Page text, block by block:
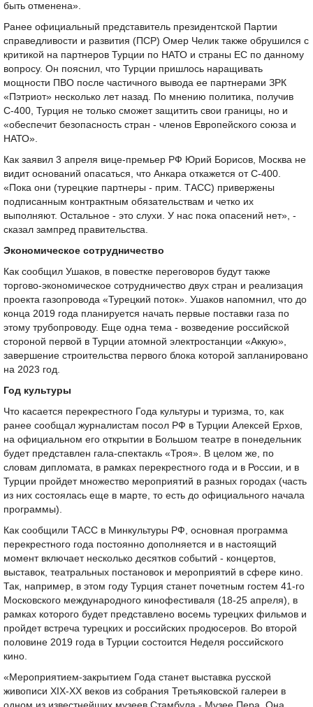
быть отменена».
Ранее официальный представитель президентской Партии
справедливости и развития (ПСР) Омер Челик также обрушился с
критикой на партнеров Турции по НАТО и страны ЕС по данному
вопросу. Он пояснил, что Турции пришлось наращивать
мощности ПВО после частичного вывода ее партнерами ЗРК
«Пэтриот» несколько лет назад. По мнению политика, получив
С-400, Турция не только сможет защитить свои границы, но и
«обеспечит безопасность стран - членов Европейского союза и
НАТО».
Как заявил 3 апреля вице-премьер РФ Юрий Борисов, Москва не
видит оснований опасаться, что Анкара откажется от С-400.
«Пока они (турецкие партнеры - прим. ТАСС) привержены
подписанным контрактным обязательствам и четко их
выполняют. Остальное - это слухи. У нас пока опасений нет», -
сказал зампред правительства.
Экономическое сотрудничество
Как сообщил Ушаков, в повестке переговоров будут также
торгово-экономическое сотрудничество двух стран и реализация
проекта газопровода «Турецкий поток». Ушаков напомнил, что до
конца 2019 года планируется начать первые поставки газа по
этому трубопроводу. Еще одна тема - возведение российской
стороной первой в Турции атомной электростанции «Аккую»,
завершение строительства первого блока которой запланировано
на 2023 год.
Год культуры
Что касается перекрестного Года культуры и туризма, то, как
ранее сообщал журналистам посол РФ в Турции Алексей Ерхов,
на официальном его открытии в Большом театре в понедельник
будет представлен гала-спектакль «Троя». В целом же, по
словам дипломата, в рамках перекрестного года и в России, и в
Турции пройдет множество мероприятий в разных городах (часть
из них состоялась еще в марте, то есть до официального начала
программы).
Как сообщили ТАСС в Минкультуры РФ, основная программа
перекрестного года постоянно дополняется и в настоящий
момент включает несколько десятков событий - концертов,
выставок, театральных постановок и мероприятий в сфере кино.
Так, например, в этом году Турция станет почетным гостем 41-го
Московского международного кинофестиваля (18-25 апреля), в
рамках которого будет представлено восемь турецких фильмов и
пройдет встреча турецких и российских продюсеров. Во второй
половине 2019 года в Турции состоится Неделя российского
кино.
«Мероприятием-закрытием Года станет выставка русской
живописи XIX-XX веков из собрания Третьяковской галереи в